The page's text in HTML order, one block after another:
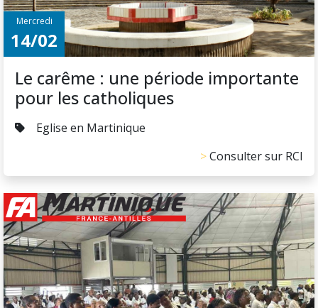
Mercredi
14/02
Le carême : une période importante
pour les catholiques
Eglise en Martinique
Consulter sur RCI